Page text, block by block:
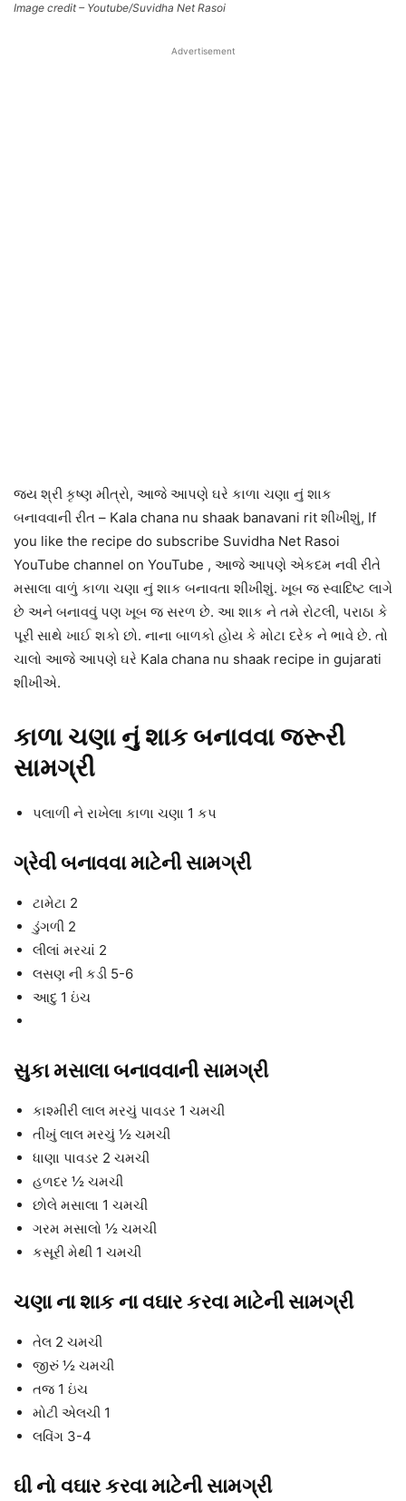
Image credit – Youtube/Suvidha Net Rasoi
Advertisement
જય શ્રી કૃષ્ણ મીત્રો, આજે આપણે ઘરે કાળા ચણા નું શાક
બનાવવાની રીત – Kala chana nu shaak banavani rit શીખીશું, If
you like the recipe do subscribe Suvidha Net Rasoi
YouTube channel on YouTube , આજે આપણે એકદમ નવી રીતે
મસાલા વાળું કાળા ચણા નું શાક બનાવતા શીખીશું. ખૂબ જ સ્વાદિષ્ટ લાગે
છે અને બનાવવું પણ ખૂબ જ સરળ છે. આ શાક ને તમે રોટલી, પરાઠા કે
પૂરી સાથે ખાઈ શકો છો. નાના બાળકો હોય કે મોટા દરેક ને ભાવે છે. તો
ચાલો આજે આપણે ઘરે Kala chana nu shaak recipe in gujarati
શીખીએ.
કાળા ચણા નું શાક બનાવવા જરૂરી
સામગ્રી
પલાળી ને રાખેલા કાળા ચણા 1 કપ
ગ્રેવી બનાવવા માટેની સામગ્રી
ટામેટા 2
ડુંગળી 2
લીલાં મરચાં 2
લસણ ની કડી 5-6
આદુ 1 ઇંચ
સુકા મસાલા બનાવવાની સામગ્રી
કાશ્મીરી લાલ મરચું પાવડર 1 ચમચી
તીખું લાલ મરચું ½ ચમચી
ધાણા પાવડર 2 ચમચી
હળદર ½ ચમચી
છોલે મસાલા 1 ચમચી
ગરમ મસાલો ½ ચમચી
કસૂરી મેથી 1 ચમચી
ચણા ના શાક ના વઘાર કરવા માટેની સામગ્રી
તેલ 2 ચમચી
જીરું ½ ચમચી
તજ 1 ઇંચ
મોટી એલચી 1
લવિંગ 3-4
ઘી નો વઘાર કરવા માટેની સામગ્રી